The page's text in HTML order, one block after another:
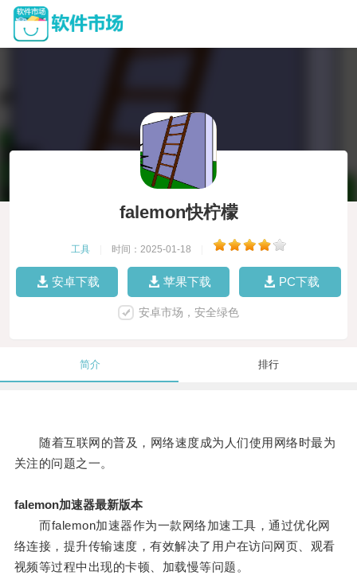
falemon快柠檬
工具 时间：2025-01-18
安卓下载 苹果下载 PC下载
安卓市场，安全绿色
简介 排行
随着互联网的普及，网络速度成为人们使用网络时最为
关注的问题之一。
falemon加速器最新版本
而falemon加速器作为一款网络加速工具，通过优化网
络连接，提升传输速度，有效解决了用户在访问网页、观看
视频等过程中出现的卡顿、加载慢等问题。